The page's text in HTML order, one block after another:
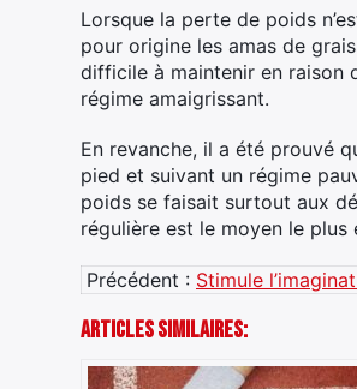
Lorsque la perte de poids
pour origine les amas de
difficile à maintenir en raison
régime amaigrissant.
En revanche, il a été prouvé
pied et suivant un régime
poids se faisait surtout aux
régulière est le moyen le
Précédent : Stimule
Articles Similaires: